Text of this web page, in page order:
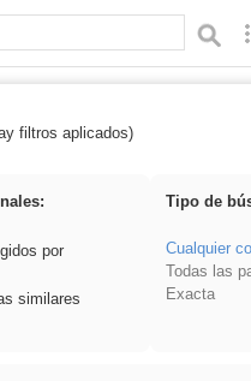
Hisparob
filtros aplicados)
por
similares
Tipo de
Cualquier
Todas las
Exacta